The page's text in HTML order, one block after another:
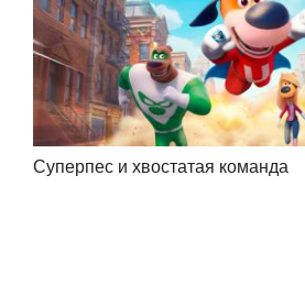
Суперпес и хвостатая команда